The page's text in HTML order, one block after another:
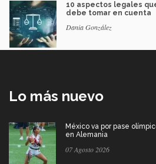
10 aspectos legales
debe tomar en cuenta
Dania González
Lo más nuevo
México va por pase
en Alemania
07 Agosto 2026